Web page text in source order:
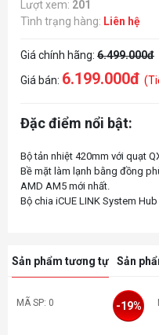
Lượt xem: 201
Tình trạng hàng: Liên hệ
Giá chính hãng: 6.499.000đ
Giá bán: 6.199.000đ
Đặc điểm nổi bật:
Bộ tản nhiệt 420mm với quạt
Bề mặt làm lạnh bằng đồng
AMD AM5 mới nhất.
Sản phẩm tương tự Sản
MÃ SP: 0 -19%